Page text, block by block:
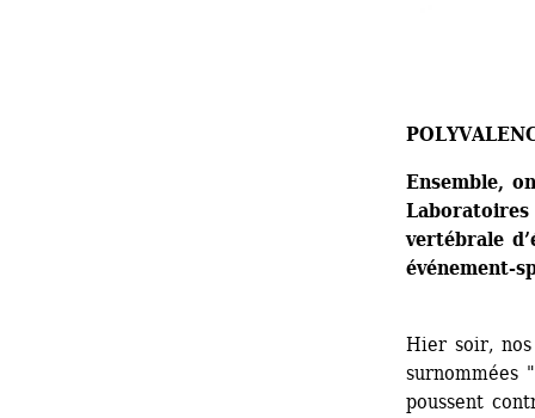
Ensemble,
vertébrale
événement-
Hier soir, nos
surnommées
poussent